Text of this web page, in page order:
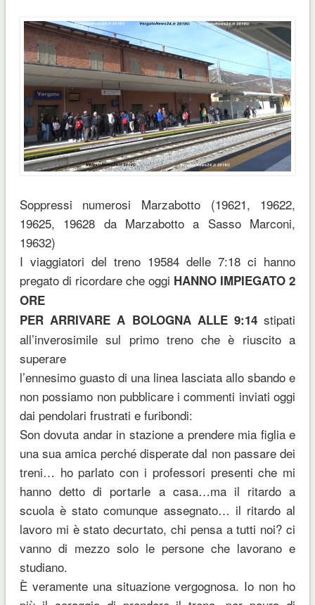
Soppressi numerosi Marzabotto (19621, 19622,
19625, 19628 da Marzabotto a Sasso Marconi,
19632)
I viaggiatori del treno 19584 delle 7:18 ci hanno
pregato di ricordare che oggi HANNO IMPIEGATO 2
ORE
PER ARRIVARE A BOLOGNA ALLE 9:14stipati
all’inverosimile sul primo treno che è riuscito a
superare
l’ennesimo guasto di una linea lasciata allo sbando e
non possiamo non pubblicare i commenti inviati oggi
dai pendolari frustrati e furibondi:
Son dovuta andar in stazione a prendere mia figlia e
una sua amica perché disperate dal non passare dei
treni… ho parlato con i professori presenti che mi
hanno detto di portarle a casa…ma il ritardo a
scuola è stato comunque assegnato… il ritardo al
lavoro mi è stato decurtato, chi pensa a tutti noi? ci
vanno di mezzo solo le persone che lavorano e
studiano.
È veramente una situazione vergognosa. Io non ho